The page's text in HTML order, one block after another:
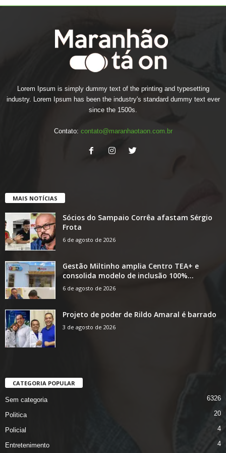
Lorem Ipsum is simply dummy text of the printing and typesetting
industry. Lorem Ipsum has been the industry's standard dummy text ever
since the 1500s.
Contato: contato@maranhaotaon.com.br
MAIS NOTÍCIAS
Sócios do Sampaio Corrêa afastam Sérgio
Frota
6 de agosto de 2026
Gestão Miltinho amplia Centro TEA+ e
consolida modelo de inclusão 100%...
6 de agosto de 2026
Projeto de poder de Rildo Amaral é barrado
3 de agosto de 2026
CATEGORIA POPULAR
Sem categoria 6326
Politica 20
Policial 4
Entretenimento 4